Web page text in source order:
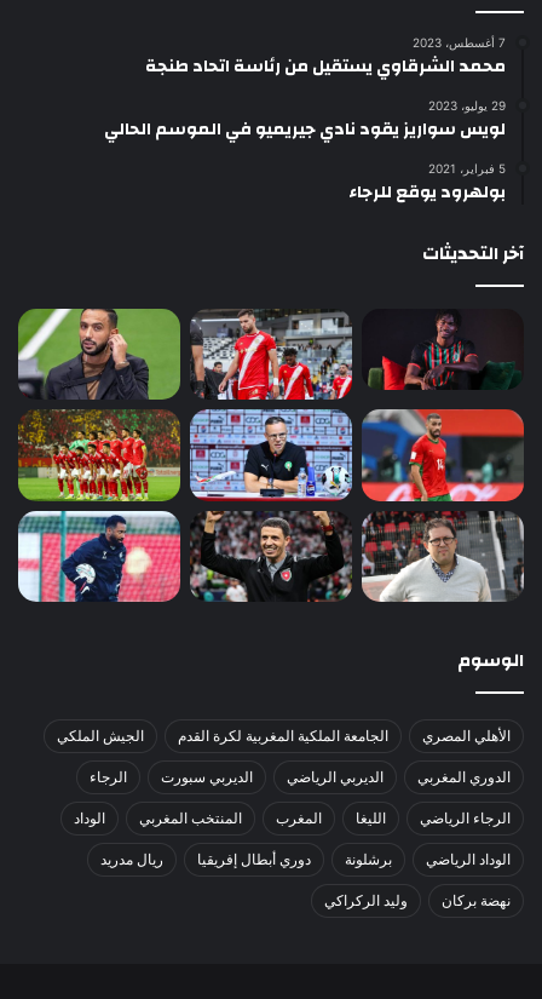
7 أغسطس، 2023
محمد الشرقاوي يستقيل من رئاسة اتحاد طنجة
29 يوليو، 2023
لويس سواريز يقود نادي جيريميو في الموسم الحالي
5 فبراير، 2021
بولهرود يوقع للرجاء
آخر التحديثات
الوسوم
الأهلي المصري الجامعة الملكية المغربية لكرة القدم الجيش الملكي
الدوري المغربي الديربي الرياضي الديربي سبورت الرجاء
الرجاء الرياضي الليغا المغرب المنتخب المغربي الوداد
الوداد الرياضي برشلونة دوري أبطال إفريقيا ريال مدريد
نهضة بركان وليد الركراكي